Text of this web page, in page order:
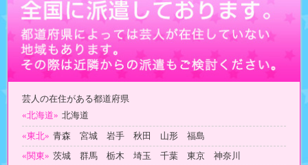
芸人の在住がある都道府県
«北海道» 北海道
«東北» 青森 宮城 岩手 秋田 山形 福島
«関東» 茨城 群馬 栃木 埼玉 千葉 東京 神奈川